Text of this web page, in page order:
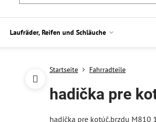
Laufräder, Reifen und Schläuche
Startseite Fahrradteile
hadička pre
hadička pre kotúč.brzdu M810